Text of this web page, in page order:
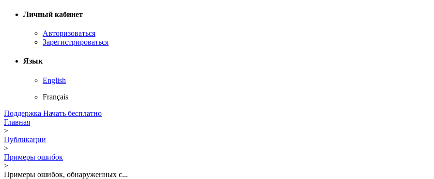
Личный кабинет
Авторизоваться
Зарегистрироваться
Язык
English
Français
Поддержка Начать бесплатно
Главная
>
Публикации
>
Примеры ошибок
>
Примеры ошибок, обнаруженных с...